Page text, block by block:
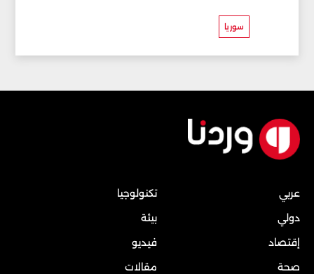
سوريا
عربي
دولي
إقتصاد
صحة
تكنولوجيا
بيئة
فيديو
مقالات